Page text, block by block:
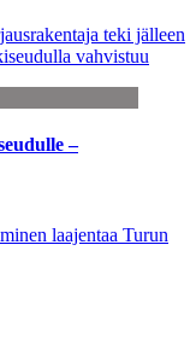
teki jälleen
vahvistuu
–
laajentaa Turun